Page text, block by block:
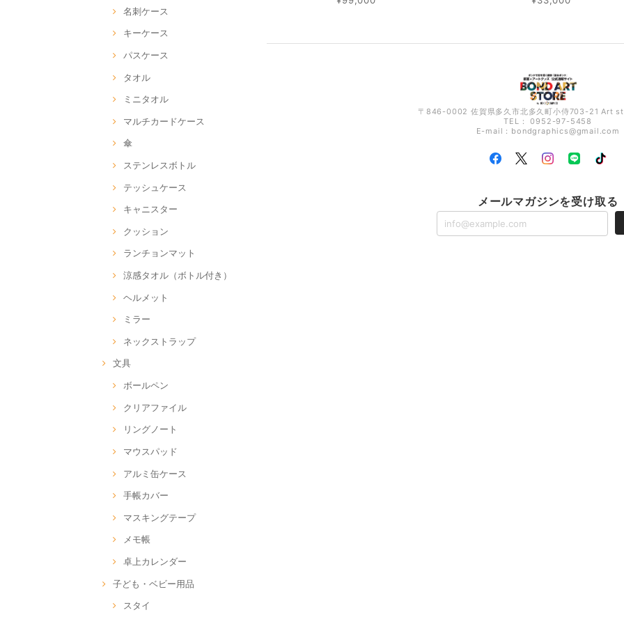
名刺ケース
キーケース
パスケース
タオル
ミニタオル
マルチカードケース
傘
ステンレスボトル
テッシュケース
キャニスター
クッション
ランチョンマット
涼感タオル（ボトル付き）
ヘルメット
ミラー
ネックストラップ
文具
ボールペン
クリアファイル
リングノート
マウスパッド
アルミ缶ケース
手帳カバー
マスキングテープ
メモ帳
卓上カレンダー
子ども・ベビー用品
スタイ
〒846-0002 佐賀県多久市北多久町小侍703-21 Art
TEL： 0952-97-5458
E-mail： bondgraphics@gmail.com
メールマガジンを受け取る